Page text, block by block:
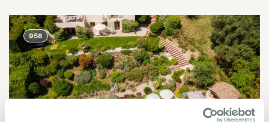
958